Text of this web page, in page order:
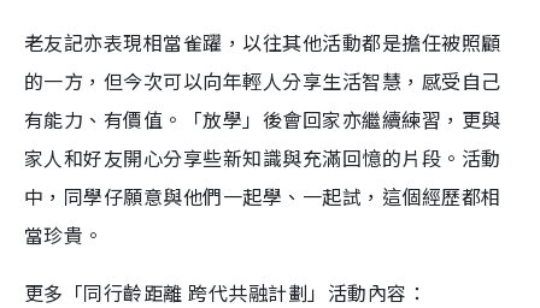
老友記亦表現相當雀躍，以往其他活動都是擔任被照顧
的一方，但今次可以向年輕人分享生活智慧，感受自己
有能力、有價值。「放學」後會回家亦繼續練習，更與
家人和好友開心分享些新知識與充滿回憶的片段。活動
中，同學仔願意與他們一起學、一起試，這個經歷都相
當珍貴。
更多「同行齡距離 跨代共融計劃」活動內容：